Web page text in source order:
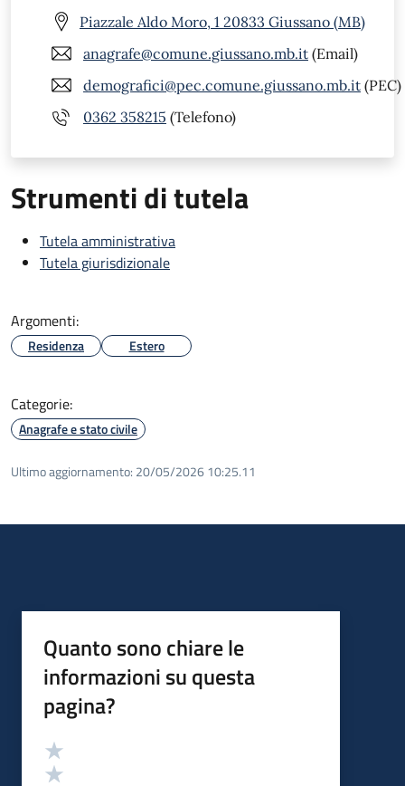
Piazzale Aldo Moro, 1 20833 Giussano (MB)
anagrafe@comune.giussano.mb.it (Email)
demografici@pec.comune.giussano.mb.it (PEC)
0362 358215 (Telefono)
Strumenti di tutela
Tutela amministrativa
Tutela giurisdizionale
Argomenti:
Residenza Estero
Categorie:
Anagrafe e stato civile
Ultimo aggiornamento: 20/05/2026 10:25.11
Quanto sono chiare le
informazioni su questa
pagina?
Valutazione